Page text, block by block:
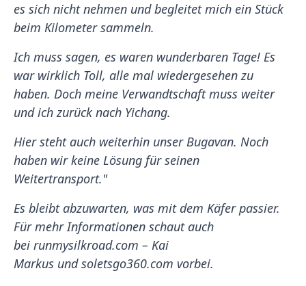
es sich nicht nehmen und begleitet mich ein Stück
beim Kilometer sammeln.
Ich muss sagen, es waren wunderbaren Tage! Es
war wirklich Toll, alle mal wiedergesehen zu
haben. Doch meine Verwandtschaft muss weiter
und ich zurück nach Yichang.
Hier steht auch weiterhin unser Bugavan. Noch
haben wir keine Lösung für seinen
Weitertransport."
Es bleibt abzuwarten, was mit dem Käfer passier.
Für mehr Informationen schaut auch
bei runmysilkroad.com – Kai
Markus und soletsgo360.com vorbei.